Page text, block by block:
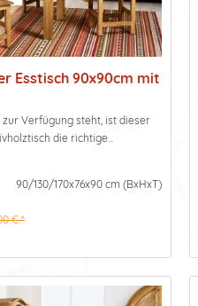
Esstisch 90x90cm mit
Verfügung steht, ist dieser
die richtige...
90/130/170x76x90 cm (BxHxT)
€ *